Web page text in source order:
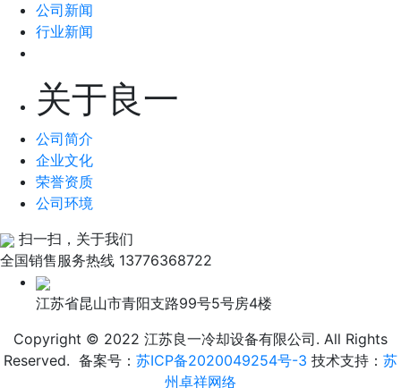
公司新闻
行业新闻
关于良一
公司简介
企业文化
荣誉资质
公司环境
扫一扫，关于我们
全国销售服务热线 13776368722
江苏省昆山市青阳支路99号5号房4楼
Copyright © 2022 江苏良一冷却设备有限公司. All Rights
Reserved. 备案号： 苏ICP备2020049254号-3 技术支持： 苏
州卓祥网络